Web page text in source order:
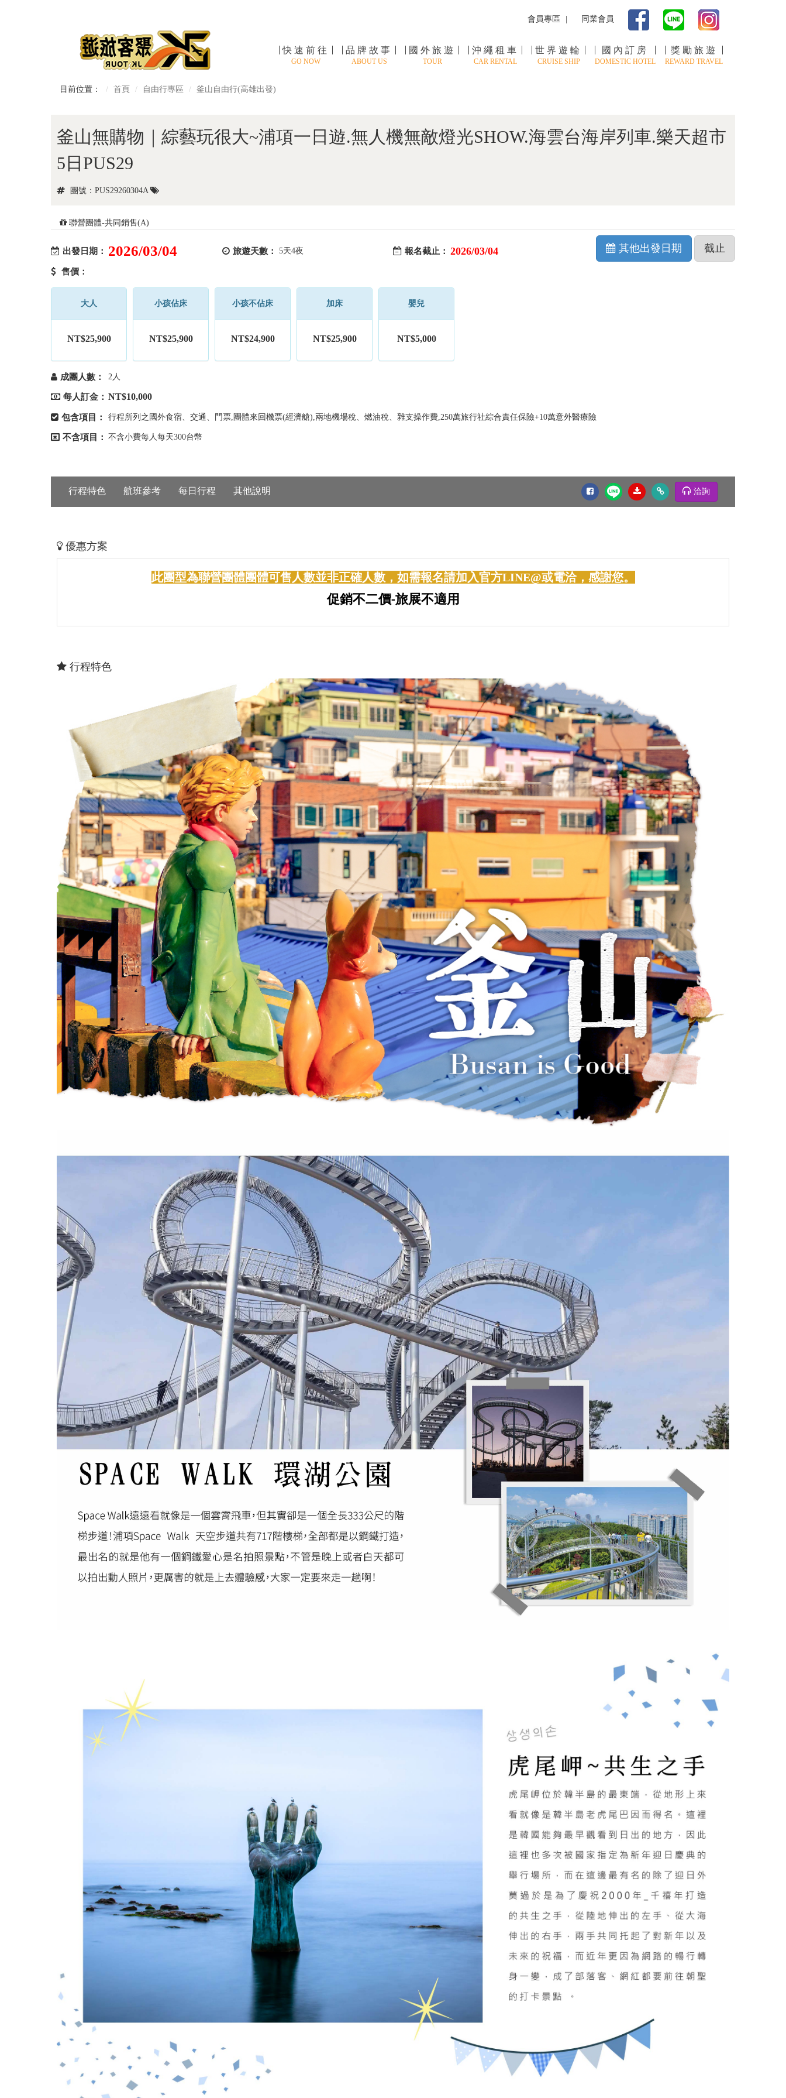
會員專區 同業會員
快速前往
GO NOW
品牌故事
ABOUT US
國外旅遊
TOUR
沖繩租車
CAR RENTAL
世界遊輪
CRUISE SHIP
國內訂房
DOMESTIC HOTEL
獎勵旅遊
REWARD TRAVEL
目前位置： 首頁 自由行專區 釜山自由行(高雄出發)
釜山無購物｜綜藝玩很大~浦項一日遊.無人機無敵燈光SHOW.海雲台海岸列車.樂天超市
5日PUS29
團號：PUS29260304A
聯營團體-共同銷售(A)
出發日期： 2026/03/04 旅遊天數： 5天4夜 報名截止： 2026/03/04 其他出發日期 截止
售價：
大人
NT$25,900
小孩佔床
NT$25,900
小孩不佔床
NT$24,900
加床
NT$25,900
嬰兒
NT$5,000
成團人數： 2人
每人訂金： NT$10,000
包含項目： 行程所列之國外食宿、交通、門票,團體來回機票(經濟艙),兩地機場稅、燃油稅、雜支操作費,250萬旅行社綜合責任保險+10萬意外醫療險
不含項目： 不含小費每人每天300台幣
行程特色 航班參考 每日行程 其他說明 洽詢
優惠方案
此團型為聯營團體團體可售人數並非正確人數，如需報名請加入官方LINE@或電洽，感謝您。
促銷不二價-旅展不適用
行程特色